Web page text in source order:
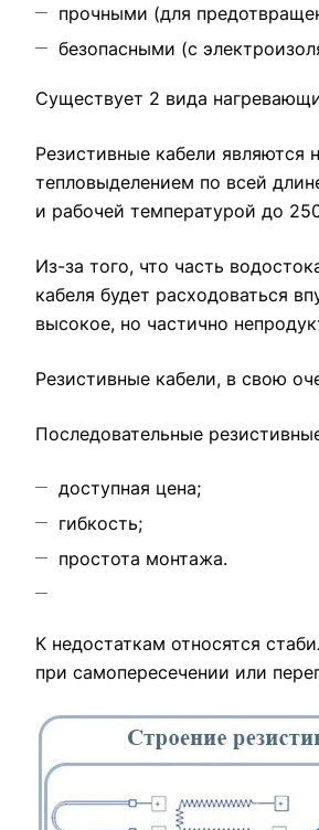
прочными (для
безопасными (с
Существует 2 вида
Резистивные кабели
тепловыделением по всей
и рабочей температурой до
Из-за того, что часть
кабеля будет расходоваться
высокое, но частично
Резистивные кабели, в свою
Последовательные
доступная цена;
гибкость;
простота монтажа.
К недостаткам относятся
при самопересечении или